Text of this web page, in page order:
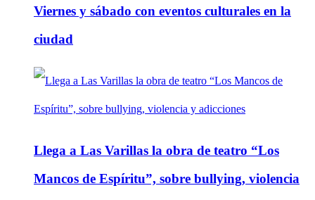
Viernes y sábado con eventos culturales en la
ciudad
Llega a Las Varillas la obra de teatro “Los
Mancos de Espíritu”, sobre bullying, violencia